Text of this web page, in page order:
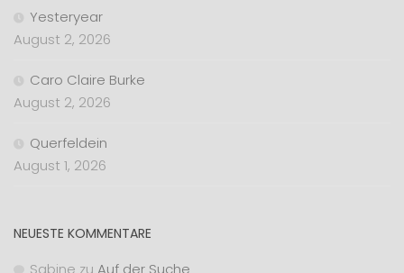
Yesteryear
August 2, 2026
Caro Claire Burke
August 2, 2026
Querfeldein
August 1, 2026
NEUESTE KOMMENTARE
Sabine zu Auf der Suche